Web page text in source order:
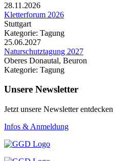
28.11.2026
Kletterforum 2026
Stuttgart
Kategorie: Tagung
25.06.2027
Naturschutztagung 2027
Oberes Donautal, Beuron
Kategorie: Tagung
Unsere Newsletter
Jetzt unsere Newsletter entdecken
Infos & Anmeldung